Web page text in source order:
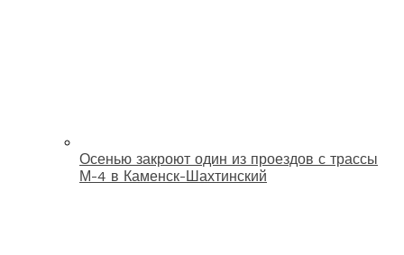
Осенью закроют один из проездов с трассы
М-4 в Каменск-Шахтинский